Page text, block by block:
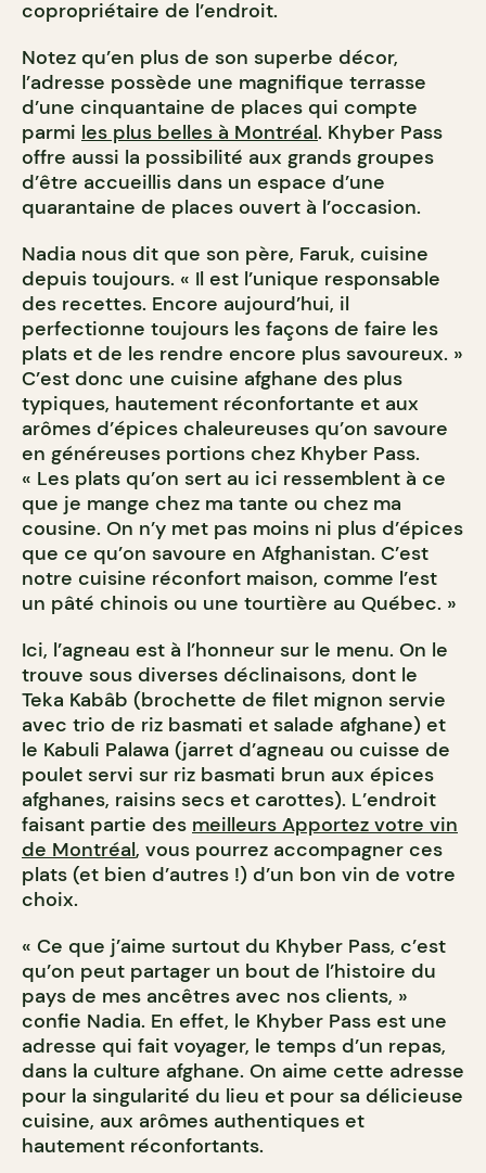
copropriétaire de l’endroit.
Notez qu’en plus de son superbe décor,
l’adresse possède une magnifique terrasse
d’une cinquantaine de places qui compte
parmi les plus belles à Montréal. Khyber Pass
offre aussi la possibilité aux grands groupes
d’être accueillis dans un espace d’une
quarantaine de places ouvert à l’occasion.
Nadia nous dit que son père, Faruk, cuisine
depuis toujours. « Il est l’unique responsable
des recettes. Encore aujourd’hui, il
perfectionne toujours les façons de faire les
plats et de les rendre encore plus savoureux. »
C’est donc une cuisine afghane des plus
typiques, hautement réconfortante et aux
arômes d’épices chaleureuses qu’on savoure
en généreuses portions chez Khyber Pass.
« Les plats qu’on sert au ici ressemblent à ce
que je mange chez ma tante ou chez ma
cousine. On n’y met pas moins ni plus d’épices
que ce qu’on savoure en Afghanistan. C’est
notre cuisine réconfort maison, comme l’est
un pâté chinois ou une tourtière au Québec. »
Ici, l’agneau est à l’honneur sur le menu. On le
trouve sous diverses déclinaisons, dont le
Teka Kabâb (brochette de filet mignon servie
avec trio de riz basmati et salade afghane) et
le Kabuli Palawa (jarret d’agneau ou cuisse de
poulet servi sur riz basmati brun aux épices
afghanes, raisins secs et carottes). L’endroit
faisant partie des meilleurs Apportez votre vin
de Montréal, vous pourrez accompagner ces
plats (et bien d’autres !) d’un bon vin de votre
choix.
« Ce que j’aime surtout du Khyber Pass, c’est
qu’on peut partager un bout de l’histoire du
pays de mes ancêtres avec nos clients, »
confie Nadia. En effet, le Khyber Pass est une
adresse qui fait voyager, le temps d’un repas,
dans la culture afghane. On aime cette adresse
pour la singularité du lieu et pour sa délicieuse
cuisine, aux arômes authentiques et
hautement réconfortants.